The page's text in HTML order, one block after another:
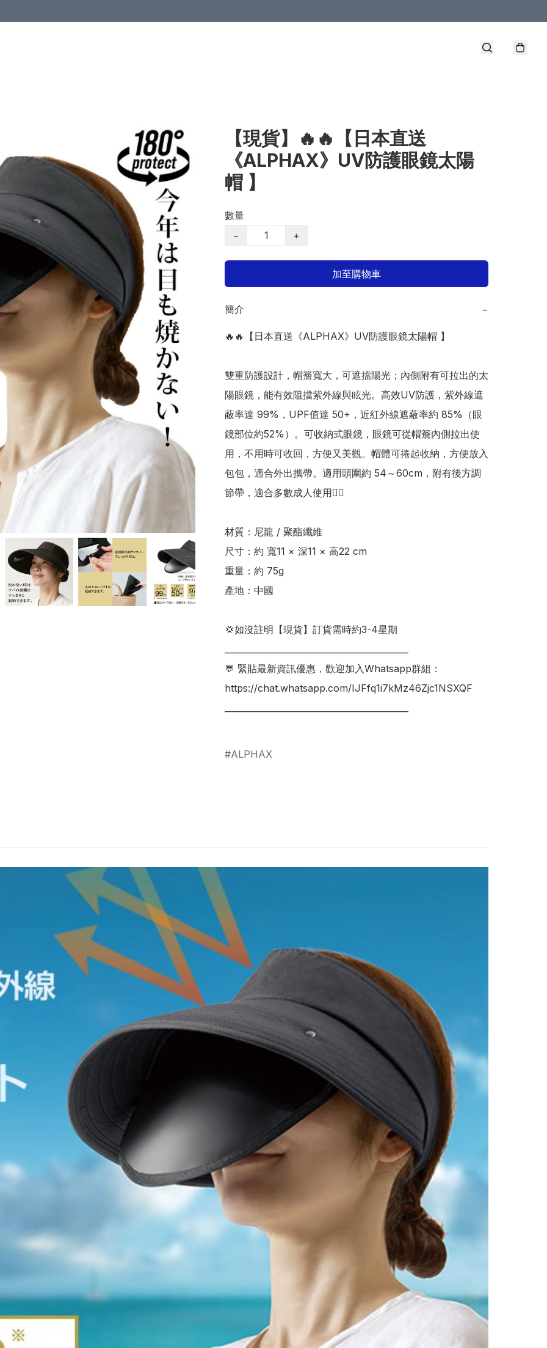
【現貨】🔥🔥【日本直送
《ALPHAX》UV防護眼鏡太陽
帽 】
數量
−
+
加至購物車
簡介 −
🔥🔥【日本直送《ALPHAX》UV防護眼鏡太陽帽 】
雙重防護設計，帽簷寬大，可遮擋陽光；內側附有可拉出的太
陽眼鏡，能有效阻擋紫外線與眩光。高效UV防護，紫外線遮
蔽率達 99%，UPF值達 50+，近紅外線遮蔽率約 85%（眼
鏡部位約52%）。可收納式眼鏡，眼鏡可從帽簷內側拉出使
用，不用時可收回，方便又美觀。帽體可捲起收納，方便放入
包包，適合外出攜帶。適用頭圍約 54～60cm，附有後方調
節帶，適合多數成人使用👍🏻
材質：尼龍 / 聚酯纖維
尺寸：約 寬11 × 深11 × 高22 cm
重量：約 75g
產地：中國
💢如沒註明【現貨】訂貨需時約3-4星期
💬 緊貼最新資訊優惠，歡迎加入Whatsapp群組：
https://chat.whatsapp.com/IJFfq1i7kMz46Zjc1NSXQF
ALPHAX